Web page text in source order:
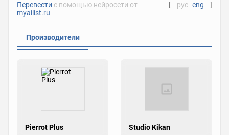
Перевести с помощью нейросети от
myailist.ru
[ рус eng ]
Производители
Pierrot Plus Studio Kikan